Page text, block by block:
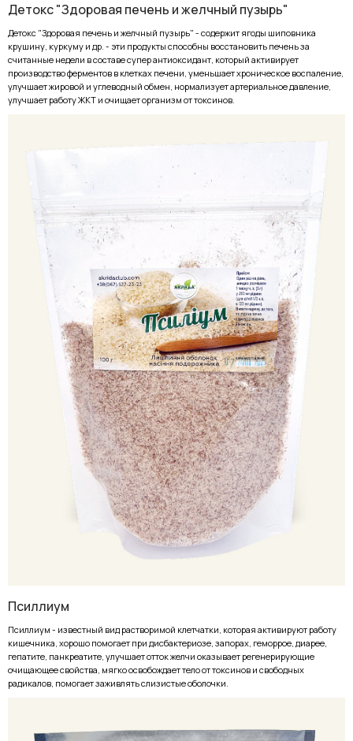
Детокс "Здоровая печень и желчный пузырь"
Детокс "Здоровая печень и желчный пузырь" - содержит ягоды шиповника
крушину, куркуму и др. - эти продукты способны восстановить печень за
считанные недели в составе супер антиоксидант, который активирует
производство ферментов в клетках печени, уменьшает хроническое воспаление,
улучшает жировой и углеводный обмен, нормализует артериальное давление,
улучшает работу ЖКТ и очищает организм от токсинов.
Псиллиум
Псиллиум - известный вид растворимой клетчатки, которая активируют работу
кишечника, хорошо помогает при дисбактериозе, запорах, геморрое, диарее,
гепатите, панкреатите, улучшает отток желчи оказывает регенерирующие
очищающее свойства, мягко освобождает тело от токсинов и свободных
радикалов, помогает заживлять слизистые оболочки.